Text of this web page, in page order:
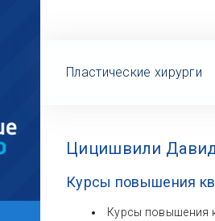
Пластические хирурги
Цицишвили Давид
Курсы повышения
Курсы повышения